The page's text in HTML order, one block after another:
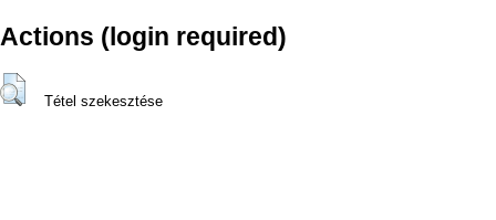
Actions (login required)
Tétel szekesztése